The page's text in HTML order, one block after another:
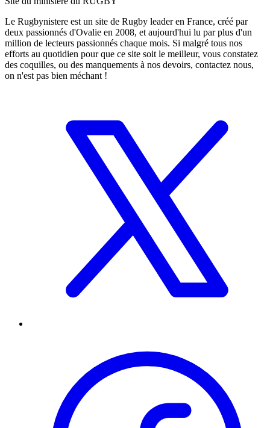
Le Rugbynistere est un site de Rugby leader en France, créé par
deux passionnés d'Ovalie en 2008, et aujourd'hui lu par plus d'un
million de lecteurs passionnés chaque mois. Si malgré tous nos
efforts au quotidien pour que ce site soit le meilleur, vous constatez
des coquilles, ou des manquements à nos devoirs, contactez nous,
on n'est pas bien méchant !